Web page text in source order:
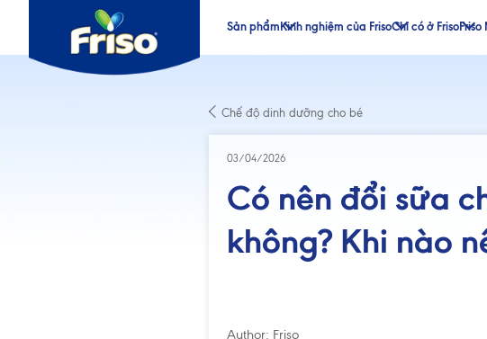
Sản phẩm
®
Kinh nghiệm của FrisoChỉ có ở FrisoFriso
Chế độ dinh dưỡng cho bé
03/04/2026
Có nên đổi sữa
không? Khi nào
Author: Friso